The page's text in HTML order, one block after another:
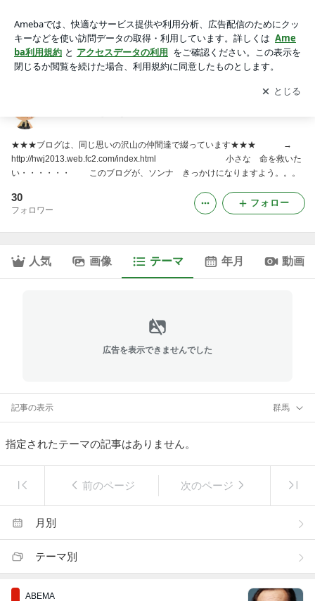
アプリをダウンロードして ブログの更新通知
を受け取りまし
ょう。
開く
★★★ブログは、同じ思いの沢山の仲間達で綴っています★★★ →
http://hwj2013.web.fc2.com/index.html 小さな 命を救いた
い・・・・・・ このブログが、ソンナ きっかけになりますよう。。。
30
フォロワー
フォロー
人気 画像 テーマ 年月 動画
広告を表示できませんでした
記事の表示 群馬
指定されたテーマの記事はありません。
前のページ 次のページ
月別
テーマ別
ABEMA